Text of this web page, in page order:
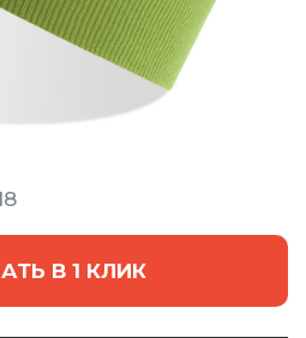
В 1 КЛИК